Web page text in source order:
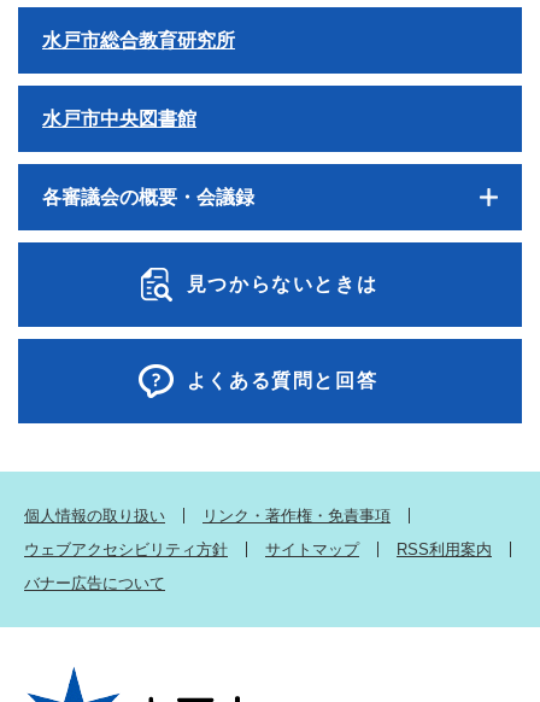
水戸市総合教育研究所
水戸市中央図書館
各審議会の概要・会議録
見つからないときは
よくある質問と回答
個人情報の取り扱い
リンク・著作権・免責事項
ウェブアクセシビリティ方針
サイトマップ
RSS利用案内
バナー広告について